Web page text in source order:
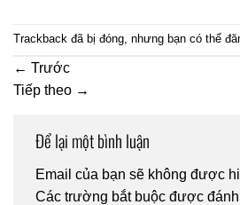
Trackback đã bị đóng, nhưng bạn có thể
← Trước
Tiếp theo →
Để lại một bình luận
Email của bạn sẽ không được
Các trường bắt buộc được